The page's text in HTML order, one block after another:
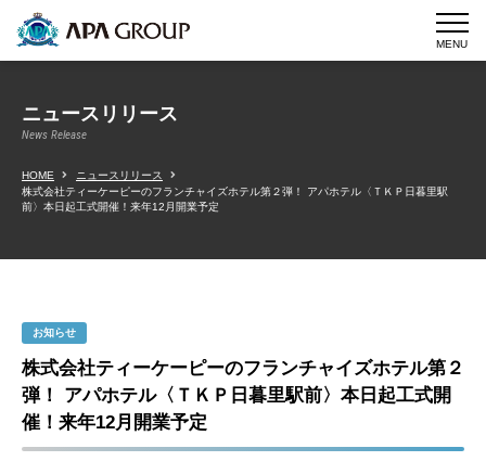
MENU
ニュースリリース
News Release
HOME
ニュースリリース
株式会社ティーケーピーのフランチャイズホテル第２弾！ アパホテル〈ＴＫＰ日暮里駅
前〉本日起工式開催！来年12月開業予定
お知らせ
株式会社ティーケーピーのフランチャイズホテル第２
弾！ アパホテル〈ＴＫＰ日暮里駅前〉本日起工式開
催！来年12月開業予定